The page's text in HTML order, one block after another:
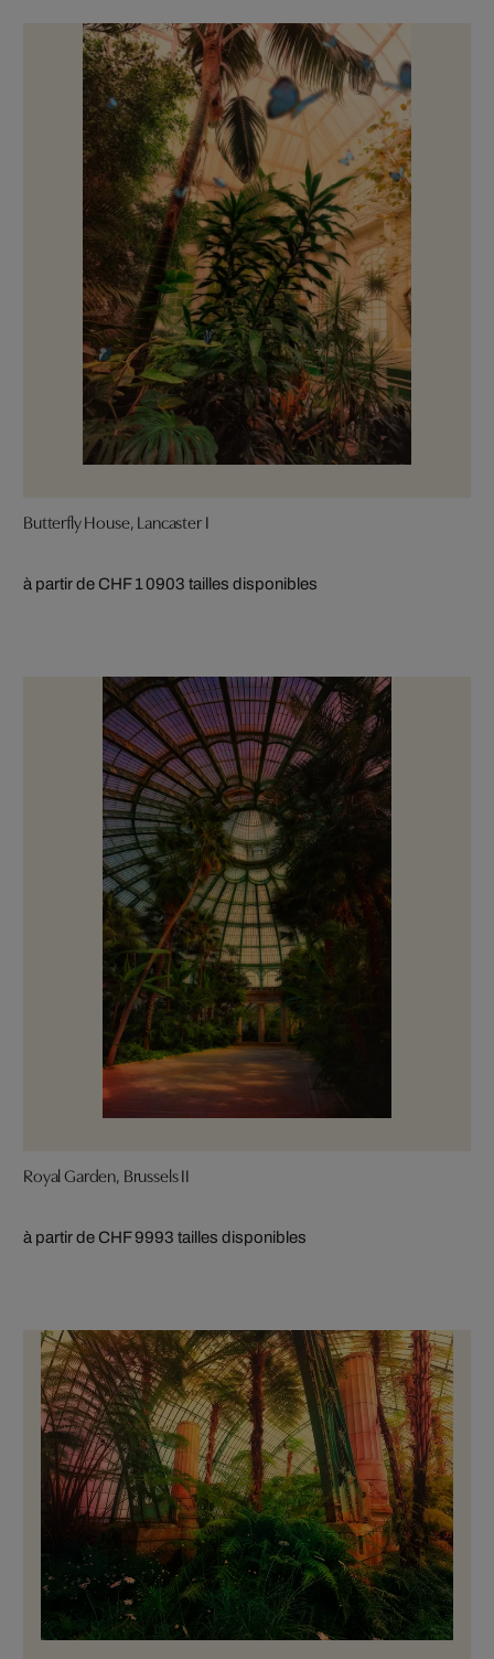
Butterfly House, Lancaster I
à partir de CHF 1 0903 tailles disponibles
Royal Garden, Brussels II
à partir de CHF 9993 tailles disponibles